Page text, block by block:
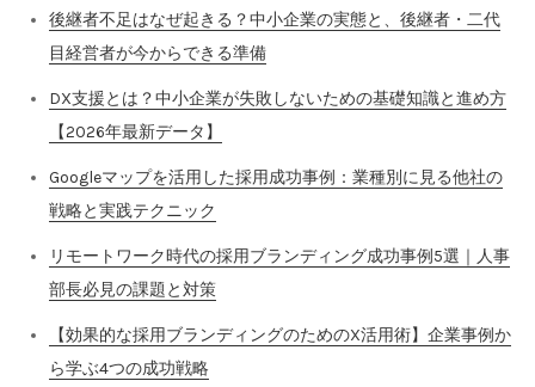
後継者不足はなぜ起きる？中小企業の実態と、後継者・二代
目経営者が今からできる準備
DX支援とは？中小企業が失敗しないための基礎知識と進め方
【2026年最新データ】
Googleマップを活用した採用成功事例：業種別に見る他社の
戦略と実践テクニック
リモートワーク時代の採用ブランディング成功事例5選｜人事
部長必見の課題と対策
【効果的な採用ブランディングのためのX活用術】企業事例か
ら学ぶ4つの成功戦略